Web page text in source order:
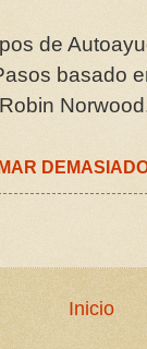
de
basado
Inicio